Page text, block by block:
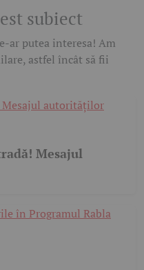
subiect
ar putea interesa! Am
astfel încât să fii
Mesajul